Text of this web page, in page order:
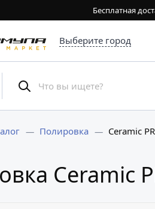
Бесплатная
Выберите город
Полировка Ceramic
Ceramic